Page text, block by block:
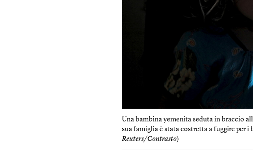
Una bambina yemenita seduta in braccio
sua famiglia è stata costretta a fuggire per i
Reuters/Contrasto)